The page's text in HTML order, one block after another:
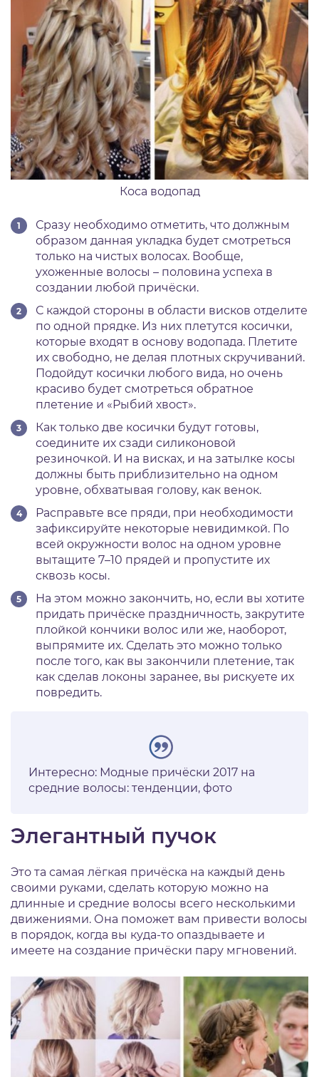
Коса водопад
Сразу необходимо отметить, что должным
образом данная укладка будет смотреться
только на чистых волосах. Вообще,
ухоженные волосы – половина успеха в
создании любой причёски.
С каждой стороны в области висков отделите
по одной прядке. Из них плетутся косички,
которые входят в основу водопада. Плетите
их свободно, не делая плотных скручиваний.
Подойдут косички любого вида, но очень
красиво будет смотреться обратное
плетение и «Рыбий хвост».
Как только две косички будут готовы,
соедините их сзади силиконовой
резиночкой. И на висках, и на затылке косы
должны быть приблизительно на одном
уровне, обхватывая голову, как венок.
Расправьте все пряди, при необходимости
зафиксируйте некоторые невидимкой. По
всей окружности волос на одном уровне
вытащите 7–10 прядей и пропустите их
сквозь косы.
На этом можно закончить, но, если вы хотите
придать причёске праздничность, закрутите
плойкой кончики волос или же, наоборот,
выпрямите их. Сделать это можно только
после того, как вы закончили плетение, так
как сделав локоны заранее, вы рискуете их
повредить.
Интересно: Модные причёски 2017 на
средние волосы: тенденции, фото
Элегантный пучок
Это та самая лёгкая причёска на каждый день
своими руками, сделать которую можно на
длинные и средние волосы всего несколькими
движениями. Она поможет вам привести волосы
в порядок, когда вы куда-то опаздываете и
имеете на создание причёски пару мгновений.